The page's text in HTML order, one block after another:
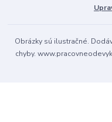
Obrázky sú ilustračné.
chyby.